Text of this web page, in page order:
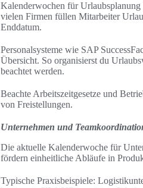
Kalenderwochen für
vielen Firmen füllen Mitarbeiter
Enddatum.
Personalsysteme wie SAP
Übersicht. So organisierst du
beachtet werden.
Beachte Arbeitszeitgesetze und
von Freistellungen.
Unternehmen und
Die aktuelle Kalenderwoche für
fördern einheitliche Abläufe in
Typische Praxisbeispiele: